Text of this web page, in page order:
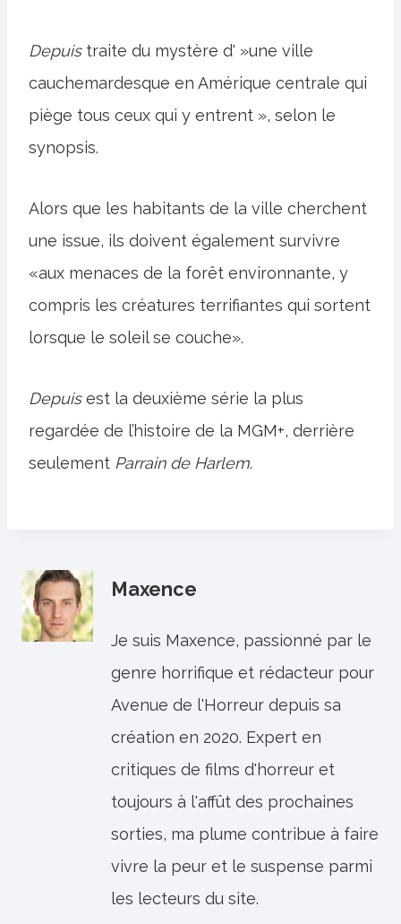
Depuistraite du mystère d' »une ville
cauchemardesque en Amérique centrale qui
piège tous ceux qui y entrent », selon le
synopsis.
Alors que les habitants de la ville cherchent
une issue, ils doivent également survivre
«aux menaces de la forêt environnante, y
compris les créatures terrifiantes qui sortent
lorsque le soleil se couche».
Depuisest la deuxième série la plus
regardée de l’histoire de la MGM+, derrière
seulement Parrain de Harlem.
Maxence
Je suis Maxence, passionné par le
genre horrifique et rédacteur pour
Avenue de l'Horreur depuis sa
création en 2020. Expert en
critiques de films d'horreur et
toujours à l'affût des prochaines
sorties, ma plume contribue à faire
vivre la peur et le suspense parmi
les lecteurs du site.